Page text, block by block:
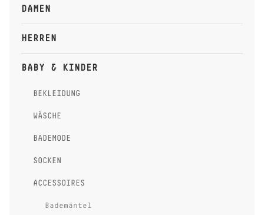
DAMEN
HERREN
BABY & KINDER
BEKLEIDUNG
WÄSCHE
BADEMODE
SOCKEN
ACCESSOIRES
Bademäntel